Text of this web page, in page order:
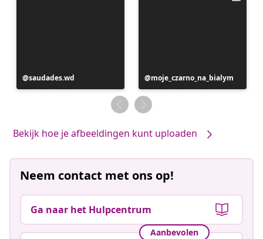
Bericht
gepubliceerd
saudades.wd
Bericht
gepubliceerd
door
moje_czarno_na_bialym
Bekijk hoe je afbeeldingen kunt uploaden
Neem contact met ons op!
Ga naar het Hulpcentrum
Aanbevolen